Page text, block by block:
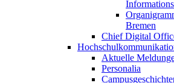
Bremen
Chief Digital
Aktuelle
Personalia